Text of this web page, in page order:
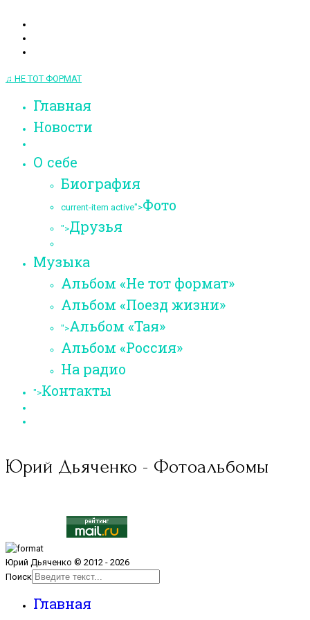
♫ НЕ ТОТ ФОРМАТ
Главная
Новости
О себе
Биография
current-item active">Фото
">Друзья
Музыка
Альбом «Не тот формат»
Альбом «Поезд жизни»
">Альбом «Тая»
Альбом «Россия»
На радио
">Контакты
Юрий Дьяченко - Фотоальбомы
Юрий Дьяченко © 2012 - 2026
Поиск
Главная